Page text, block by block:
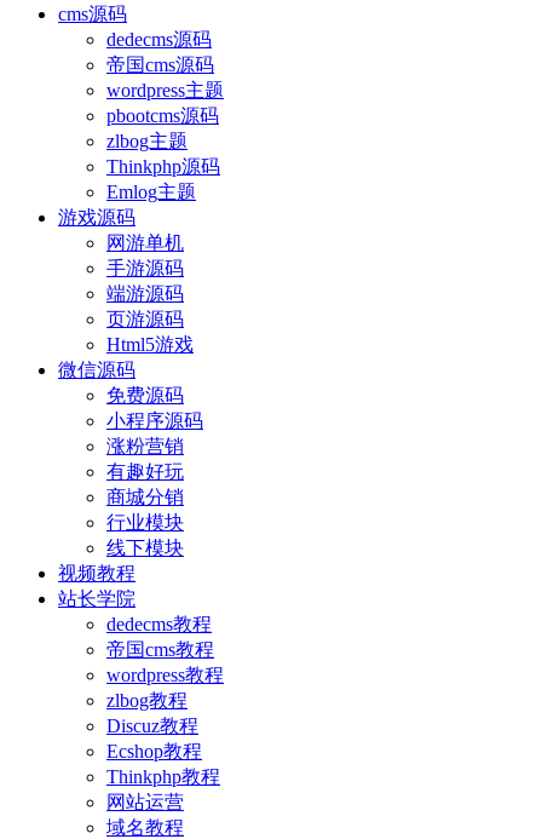
cms源码
dedecms源码
帝国cms源码
wordpress主题
pbootcms源码
zlbog主题
Thinkphp源码
Emlog主题
游戏源码
网游单机
手游源码
端游源码
页游源码
Html5游戏
微信源码
免费源码
小程序源码
涨粉营销
有趣好玩
商城分销
行业模块
线下模块
视频教程
站长学院
dedecms教程
帝国cms教程
wordpress教程
zlbog教程
Discuz教程
Ecshop教程
Thinkphp教程
网站运营
域名教程